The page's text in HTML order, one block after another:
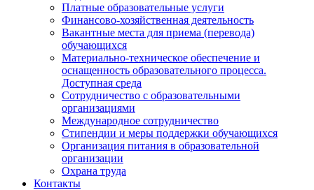
Платные образовательные услуги
Финансово-хозяйственная деятельность
Вакантные места для приема (перевода)
обучающихся
Материально-техническое обеспечение и
оснащенность образовательного процесса.
Доступная среда
Сотрудничество с образовательными
организациями
Международное сотрудничество
Стипендии и меры поддержки обучающихся
Организация питания в образовательной
организации
Охрана труда
Контакты